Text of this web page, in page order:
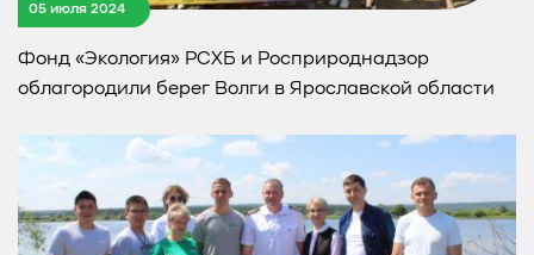
05 июля 2024
Фонд «Экология» РСХБ и Росприроднадзор
облагородили берег Волги в Ярославской области